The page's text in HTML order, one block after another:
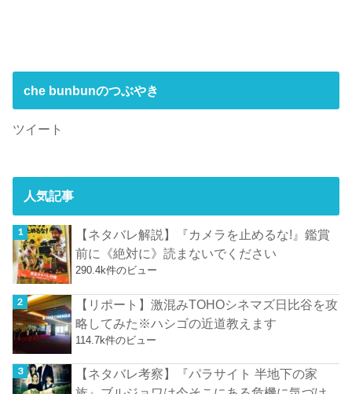
che bunbunのつぶやき
ツイート
人気記事
【ネタバレ解説】『カメラを止めるな!』鑑賞
前に《絶対に》読まないでください
290.4k件のビュー
【リポート】激混みTOHOシネマズ日比谷を攻
略してみた※ハシゴの近道教えます
114.7k件のビュー
【ネタバレ考察】『パラサイト 半地下の家